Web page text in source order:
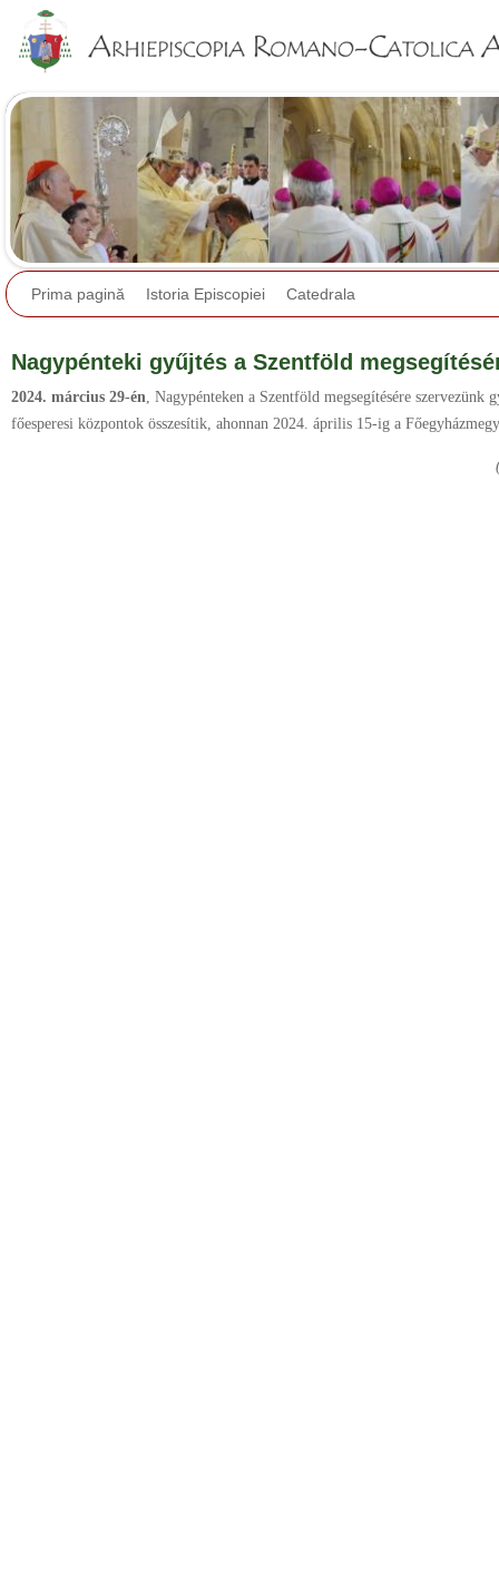
Prima pagină Istoria Episcopiei Catedrala
Nagypénteki gyűjtés a Szentföld
2024. március 29-én, Nagypénteken a Szentföld megsegítésére
főesperesi központok összesítik, ahonnan 2024. április 15-ig a